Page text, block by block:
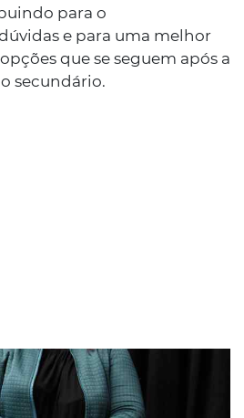
para o
e para uma melhor
que se seguem após a
secundário.